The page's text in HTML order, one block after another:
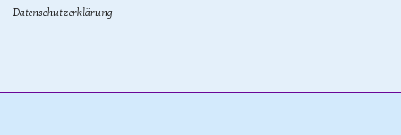
Datenschutzerklärung